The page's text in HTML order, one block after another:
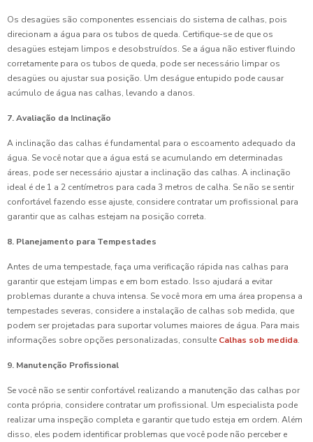
Os desagües são componentes essenciais do sistema de calhas, pois
direcionam a água para os tubos de queda. Certifique-se de que os
desagües estejam limpos e desobstruídos. Se a água não estiver fluindo
corretamente para os tubos de queda, pode ser necessário limpar os
desagües ou ajustar sua posição. Um deságue entupido pode causar
acúmulo de água nas calhas, levando a danos.
7. Avaliação da Inclinação
A inclinação das calhas é fundamental para o escoamento adequado da
água. Se você notar que a água está se acumulando em determinadas
áreas, pode ser necessário ajustar a inclinação das calhas. A inclinação
ideal é de 1 a 2 centímetros para cada 3 metros de calha. Se não se sentir
confortável fazendo esse ajuste, considere contratar um profissional para
garantir que as calhas estejam na posição correta.
8. Planejamento para Tempestades
Antes de uma tempestade, faça uma verificação rápida nas calhas para
garantir que estejam limpas e em bom estado. Isso ajudará a evitar
problemas durante a chuva intensa. Se você mora em uma área propensa a
tempestades severas, considere a instalação de calhas sob medida, que
podem ser projetadas para suportar volumes maiores de água. Para mais
informações sobre opções personalizadas, consulte Calhas sob medida.
9. Manutenção Profissional
Se você não se sentir confortável realizando a manutenção das calhas por
conta própria, considere contratar um profissional. Um especialista pode
realizar uma inspeção completa e garantir que tudo esteja em ordem. Além
disso, eles podem identificar problemas que você pode não perceber e